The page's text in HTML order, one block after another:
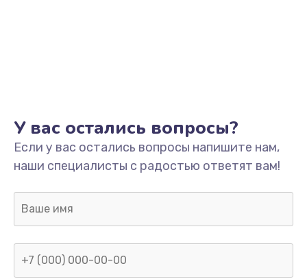
У вас остались вопросы?
Если у вас остались вопросы напишите нам,
наши специалисты с радостью ответят вам!